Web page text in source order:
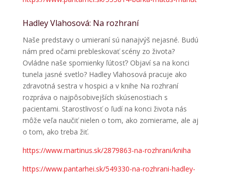
Hadley Vlahosová: Na rozhraní
Naše predstavy o umieraní sú nanajvýš nejasné. Budú
nám pred očami prebleskovať scény zo života?
Ovládne naše spomienky ľútosť? Objaví sa na konci
tunela jasné svetlo? Hadley Vlahosová pracuje ako
zdravotná sestra v hospici a v knihe Na rozhraní
rozpráva o najpôsobivejších skúsenostiach s
pacientami. Starostlivosť o ľudí na konci života nás
môže veľa naučiť nielen o tom, ako zomierame, ale aj
o tom, ako treba žiť.
https://www.martinus.sk/2879863-na-rozhrani/kniha
https://www.pantarhei.sk/549330-na-rozhrani-hadley-